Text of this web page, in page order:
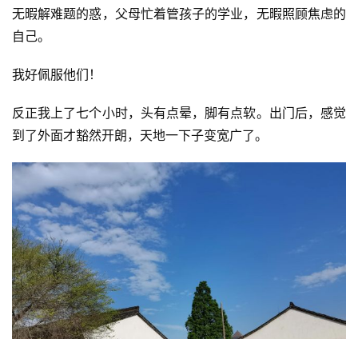
无暇解难题的惑，父母忙着管孩子的学业，无暇照顾焦虑的
自己。
我好佩服他们！
反正我上了七个小时，头有点晕，脚有点软。出门后，感觉
到了外面才豁然开朗，天地一下子变宽广了。